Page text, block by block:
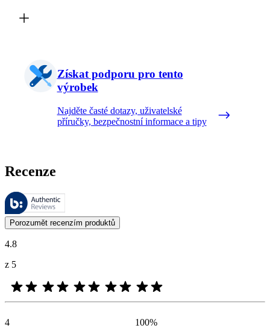
Získat podporu pro tento
výrobek
Najděte časté dotazy, uživatelské
příručky, bezpečnostní informace a tipy
Recenze
Tyto recenze spravuje společnost Bazaarvoice a jsou v souladu se
Zákaznické názory ve formě hodnocení výrobků a hvězdiček jsou
Porozumět recenzím produktů
4.8
z 5
4
100%